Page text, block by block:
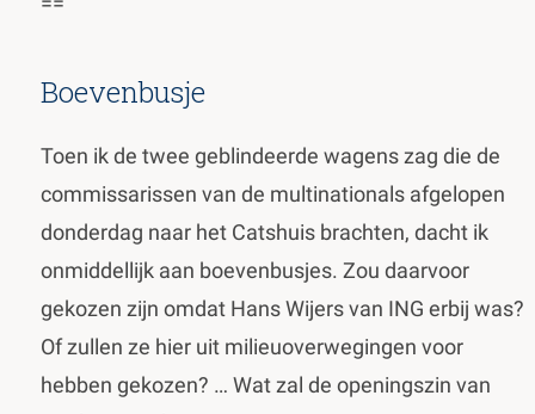
Boevenbusje
Toen ik de twee geblindeerde wagens zag die de
commissarissen van de multinationals afgelopen
donderdag naar het Catshuis brachten, dacht ik
onmiddellijk aan boevenbusjes. Zou daarvoor
gekozen zijn omdat Hans Wijers van ING erbij was?
Of zullen ze hier uit milieuoverwegingen voor
hebben gekozen? … Wat zal de openingszin van